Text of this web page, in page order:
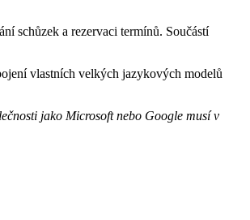
schůzek a rezervaci termínů. Součástí
vlastních velkých jazykových modelů
jako Microsoft nebo Google musí v